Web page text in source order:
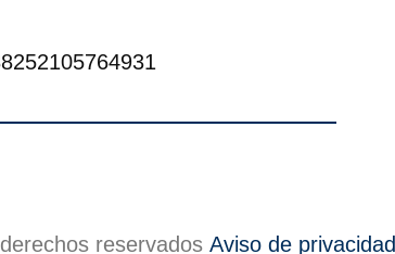
reservados Aviso de privacidad